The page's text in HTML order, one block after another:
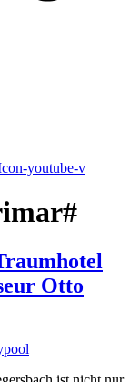
youtube-v
Otto